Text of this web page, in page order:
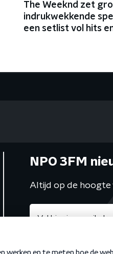
The Weeknd zet
indrukwekkende
een setlist vol hits
NPO 3FM
Altijd op de hoogte